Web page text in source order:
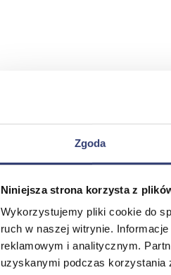
Zgoda
Niniejsza strona korzysta z
Wykorzystujemy pliki cookie do
ruch w naszej witrynie.
reklamowym i analitycznym.
uzyskanymi podczas korzystania